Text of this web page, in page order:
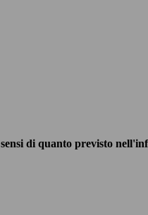
di quanto previsto